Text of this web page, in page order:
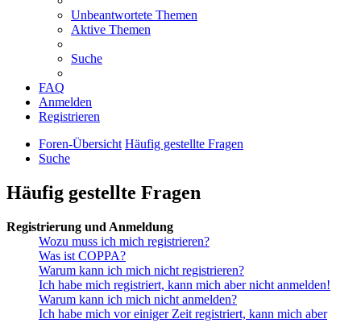
Unbeantwortete Themen
Aktive Themen
Suche
FAQ
Anmelden
Registrieren
Foren-Übersicht Häufig gestellte Fragen
Suche
Häufig gestellte Fragen
Registrierung und Anmeldung
Wozu muss ich mich registrieren?
Was ist COPPA?
Warum kann ich mich nicht registrieren?
Ich habe mich registriert, kann mich aber nicht anmelden!
Warum kann ich mich nicht anmelden?
Ich habe mich vor einiger Zeit registriert, kann mich aber